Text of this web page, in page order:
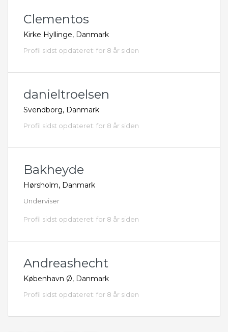
Clementos
Kirke Hyllinge, Danmark
Profil sidst opdateret: for 8 år siden
danieltroelsen
Svendborg, Danmark
Profil sidst opdateret: for 8 år siden
Bakheyde
Hørsholm, Danmark
Underviser
Profil sidst opdateret: for 8 år siden
Andreashecht
København Ø, Danmark
Profil sidst opdateret: for 8 år siden